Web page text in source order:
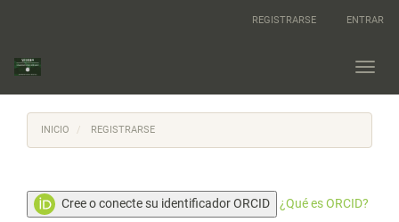
principal
Barra
lateral
REGISTRARSE ENTRAR
INICIO REGISTRARSE
Cree o conecte su identificador ORCID ¿Qué es ORCID?